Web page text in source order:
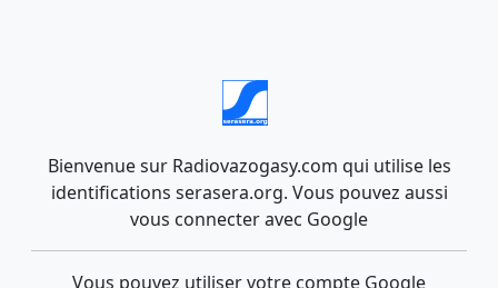
Bienvenue sur Radiovazogasy.com qui utilise les
identifications serasera.org. Vous pouvez aussi
vous connecter avec Google
Vous pouvez utiliser votre compte Google